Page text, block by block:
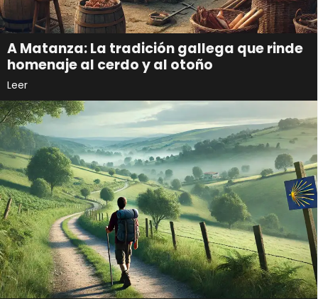
A Matanza: La tradición gallega que rinde
homenaje al cerdo y al otoño
Leer